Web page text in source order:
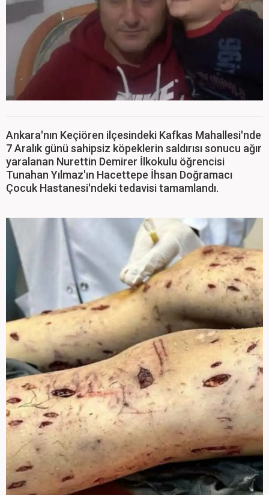
Ankara'nın Keçiören ilçesindeki Kafkas Mahallesi'nde
7 Aralık günü sahipsiz köpeklerin saldırısı sonucu ağır
yaralanan Nurettin Demirer İlkokulu öğrencisi
Tunahan Yılmaz'ın Hacettepe İhsan Doğramacı
Çocuk Hastanesi'ndeki tedavisi tamamlandı.